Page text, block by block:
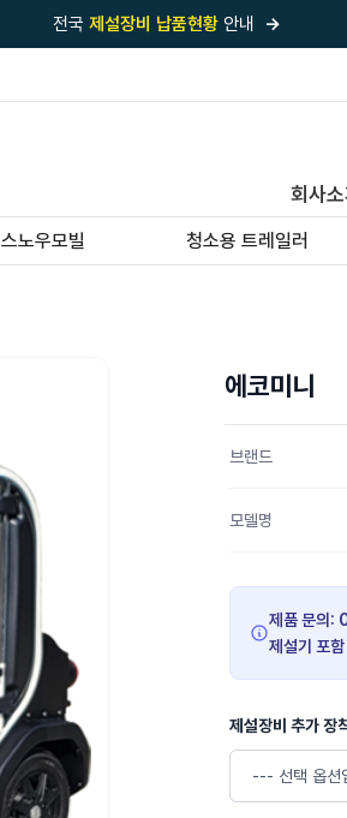
전국 제설장비 납품현황 안내 →
'국내 유일'의 특허 제설 시스템보유기업
전국이 선택한제설·다목적 장비 전문기업
회사소
스노우모빌 청소용 트레일러
에코미니
브랜드
모델명
제품 문
제설기 포
제설장비 추가 장